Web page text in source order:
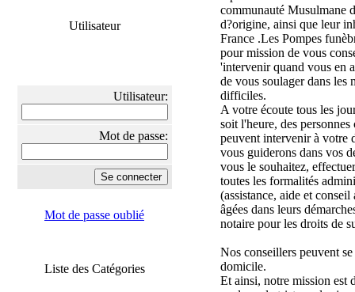
Utilisateur
Utilisateur:
Mot de passe:
Mot de passe oublié
Liste des Catégories
communauté Musulmane
d?origine, ainsi que leur
France .Les Pompes
pour mission de vous
'intervenir quand vous en
de vous soulager dans les
difficiles.
A votre écoute tous les
soit l'heure, des personnes
peuvent intervenir à votre
vous guiderons dans vos
vous le souhaitez,
toutes les formalités
(assistance, aide et conseil
âgées dans leurs
notaire pour les droits de
Nos conseillers peuvent
domicile.
Et ainsi, notre mission est